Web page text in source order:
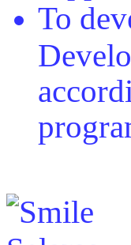
To